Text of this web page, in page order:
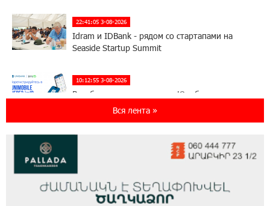
22:41:05 3-08-2026
Idram и IDBank - рядом со стартапами на
Seaside Startup Summit
10:12:55 3-08-2026
В мобильном приложении Юнибанка теперь
можно зарегистрироваться также с помощью
предупреждает о кибератаках на школьников
Вся лента »